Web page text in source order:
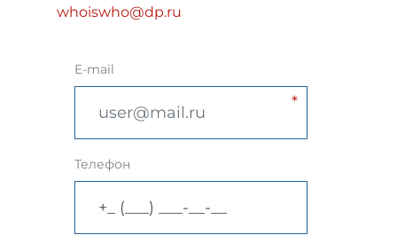
whoiswho@dp.ru
E-mail
Телефон